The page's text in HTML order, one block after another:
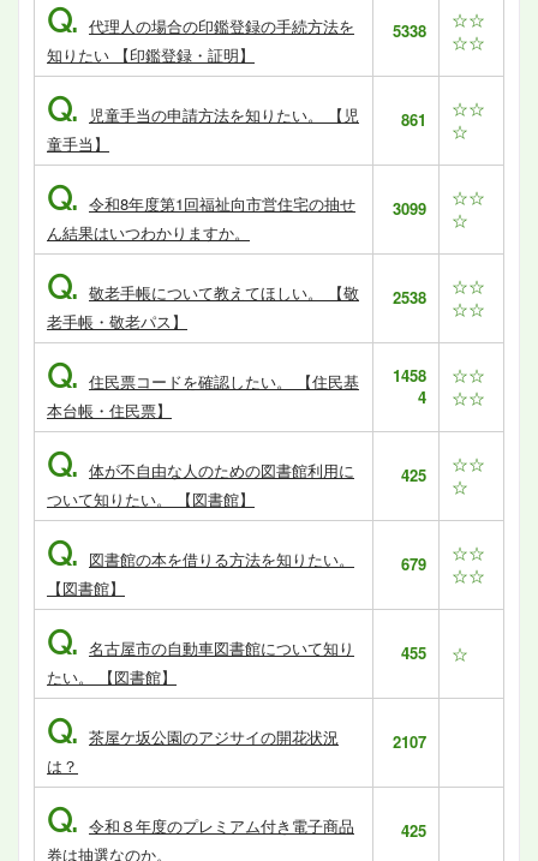
Q. 代理人の場合の印鑑登録の手続方法を
知りたい 【印鑑登録・証明】
5338
☆☆
☆☆
Q.
児童手当の申請方法を知りたい。 【児
童手当】
861
☆☆
☆
Q. 令和8年度第1回福祉向市営住宅の抽せ
ん結果はいつわかりますか。
3099
☆☆
☆
Q. 敬老手帳について教えてほしい。 【敬
老手帳・敬老パス】
2538
☆☆
☆☆
Q. 住民票コードを確認したい。 【住民基
本台帳・住民票】
1458
4
☆☆
☆☆
Q. 体が不自由な人のための図書館利用に
ついて知りたい。 【図書館】
425
☆☆
☆
Q. 図書館の本を借りる方法を知りたい。
【図書館】
679
☆☆
☆☆
Q. 名古屋市の自動車図書館について知り
たい。 【図書館】
455 ☆
Q. 茶屋ケ坂公園のアジサイの開花状況
は？
2107
Q. 令和８年度のプレミアム付き電子商品
券は抽選なのか。
425